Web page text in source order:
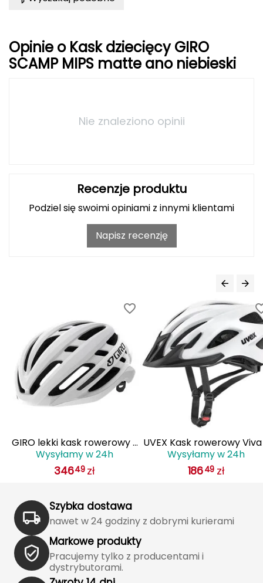
HMS
Haago
JOMA
Jetboil
Julbo
K2
KONG
Kari Traa
Karpos
Opinie o Kask dziecięcy GIRO
SCAMP MIPS matte ano niebieski
Nie znaleziono opinii
Recenzje produktu
Podziel się swoimi opiniami z innymi klientami
Napisz recenzję
GIRO lekki kask rowerowy z
systemem wentylacji AGILIS
biały
Wysyłamy w 24h
34649 zł
UVEX Kask rowerowy
biały
Wysyłamy w 24h
18649 zł
Szybka dostawa
nawet w 24 godziny z dobrymi kurierami
Markowe produkty
Pracujemy tylko z producentami i
dystrybutorami.